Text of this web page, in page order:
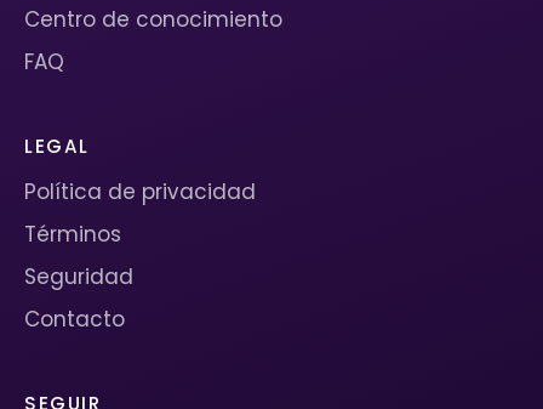
Centro de conocimiento
FAQ
LEGAL
Política de privacidad
Términos
Seguridad
Contacto